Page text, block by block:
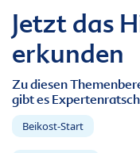
Jetzt das
erkunden
Zu diesen
gibt es
Beikost-Start